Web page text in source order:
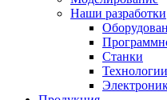
Наши разработки
Станки
Технологии